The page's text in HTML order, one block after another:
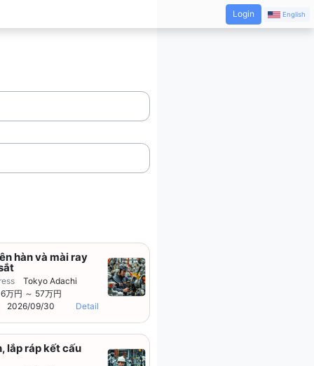
Login English
hàn và mài ray
Tokyo Adachi
万円 ～ 57万円
2026/09/30
Detail
lắp ráp kết cấu